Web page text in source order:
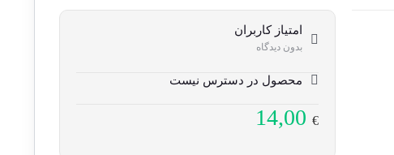
امتیاز کاربران
بدون دیدگاه
محصول در دسترس نیست
14,00€